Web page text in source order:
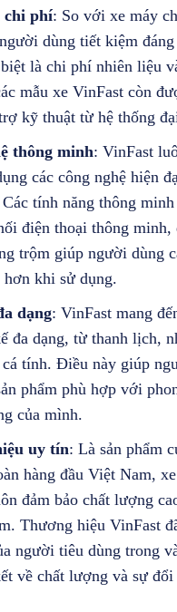
chi phí: So với xe máy
dùng tiết kiệm
là chi phí nhiên liệu
mẫu xe VinFast còn
kỹ thuật từ hệ thống
thông minh: VinFast
các công nghệ hiện
tính năng thông
điện thoại thông
trộm giúp người dùng
khi sử dụng.
dạng: VinFast mang
đa dạng, từ thanh lịch,
cá tính. Điều này giúp
phẩm phù hợp với
của mình.
uy tín: Là sản phẩm
hàng đầu Việt Nam,
đảm bảo chất lượng
Thương hiệu VinFast
người tiêu dùng trong
về chất lượng và sự